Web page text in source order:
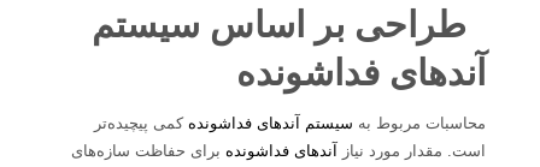
طراحی بر اساس سیستم
آندهای فداشونده
محاسبات مربوط به سیستم آندهای فداشونده کمی پیچیده‌‌تر
است. مقدار مورد نیاز
آندهای فداشونده برای حفاظت سازه‌های